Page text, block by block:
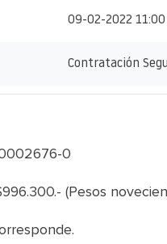
09-02-2022 11:00
Contratación
0
(Pesos